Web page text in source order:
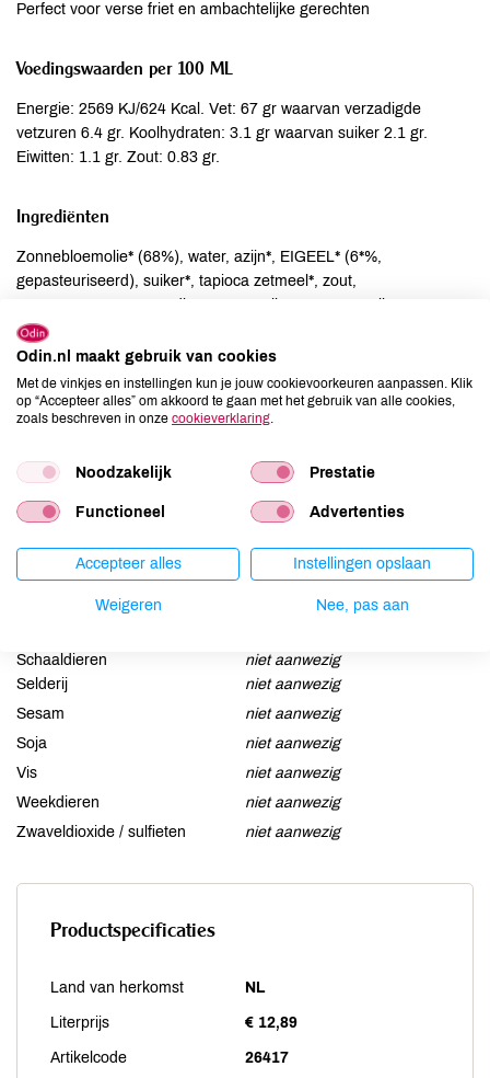
Perfect voor verse friet en ambachtelijke gerechten
Voedingswaarden per 100 ML
Energie: 2569 KJ/624 Kcal. Vet: 67 gr waarvan verzadigde
vetzuren 6.4 gr. Koolhydraten: 3.1 gr waarvan suiker 2.1 gr.
Eiwitten: 1.1 gr. Zout: 0.83 gr.
Ingrediënten
Zonnebloemolie* (68%), water, azijn*, EIGEEL* (6*%,
gepasteuriseerd), suiker*, tapioca zetmeel*, zout,
verdikkingsmiddel: guarpitmeel*, specerijen*, natuurlijk aroma
(MOSTERD), paprikaolie.
Allergenen
Ei
aanwezig
Gluten
niet aanwezig
niet aanwezig
Schaaldieren
niet aanwezig
Selderij
niet aanwezig
Sesam
niet aanwezig
Soja
niet aanwezig
Vis
niet aanwezig
Weekdieren
niet aanwezig
Zwaveldioxide / sulfieten
niet aanwezig
Productspecificaties
Land van herkomst NL
Literprijs € 12,89
Artikelcode 26417
Odin.nl maakt gebruik van cookies
Met de vinkjes en instellingen kun je jouw cookievoorkeuren aanpassen. Klik
op “Accepteer alles” om akkoord te gaan met het gebruik van alle cookies,
zoals beschreven in onze cookieverklaring.
Noodzakelijk Prestatie
Functioneel Advertenties
Accepteer alles Instellingen opslaan
Weigeren Nee, pas aan